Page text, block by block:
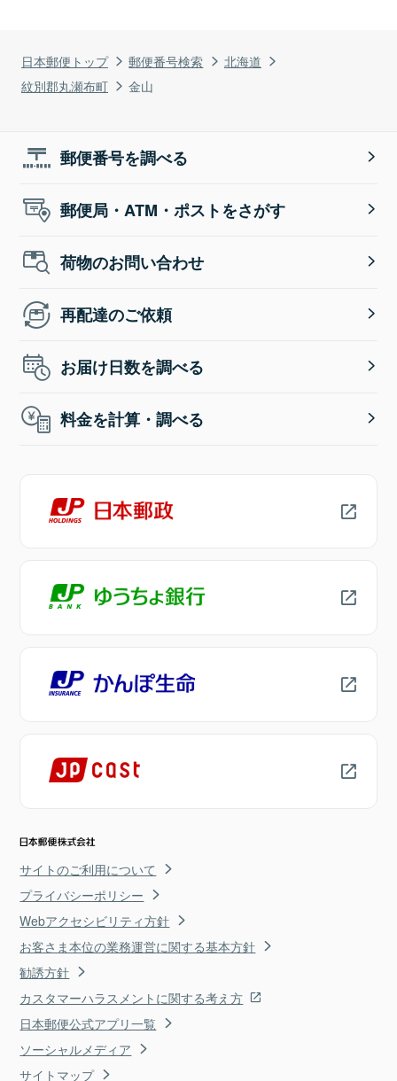
日本郵便トップ 郵便番号検索
北海道
紋別郡丸瀬布町
金山
郵便番号を調べる
郵便局・ATM・ポストをさがす
荷物のお問い合わせ
再配達のご依頼
お届け日数を調べる
料金を計算・調べる
サイトのご利用について
プライバシーポリシー
Webアクセシビリティ方針
お客さま本位の業務運営に関する基本方針
勧誘方針
カスタマーハラスメントに関する考え方
日本郵便公式アプリ一覧
ソーシャルメディア
サイトマップ